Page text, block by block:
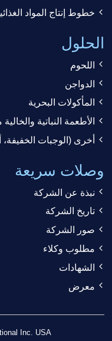
خطوط إنتاج المواد
الحلول
اللحوم
الدواجن
المأكولات البحرية
الأطعمة النباتية
أخرى (الوجبات الخفيفة،
وصلات سريعة
نبذة عن الشركة
تاريخ الشركة
صور الشركة
مطلوب وكلاء
الشهادات
معرض
Inc. USA